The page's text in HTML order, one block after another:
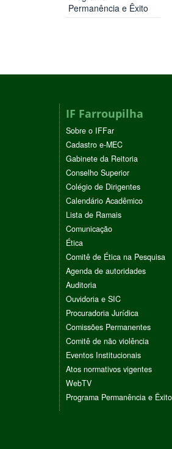
Permanência e Êxito
IF Farroupilha
Sobre o IFFar
Cadastro e-MEC
Gabinete da Reitoria
Conselho Superior
Colégio de Dirigentes
Calendário Acadêmico
Lista de Ramais
Comunicação
Ética
Comitê de Ética na Pesquisa
Agenda de autoridades
Auditoria
Ouvidoria e SIC
Procuradoria Jurídica
Comissões Permanentes
Comitê de não violência
Eventos Institucionais
Atos normativos vigentes
WebTV
Programa Permanência e Êxito